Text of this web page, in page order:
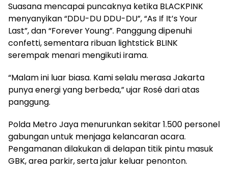
Suasana mencapai puncaknya ketika BLACKPINK
menyanyikan “DDU-DU DDU-DU”, “As If It’s Your
Last”, dan “Forever Young”. Panggung dipenuhi
confetti, sementara ribuan lightstick BLINK
serempak menari mengikuti irama.
“Malam ini luar biasa. Kami selalu merasa Jakarta
punya energi yang berbeda,” ujar Rosé dari atas
panggung.
Polda Metro Jaya menurunkan sekitar 1.500 personel
gabungan untuk menjaga kelancaran acara.
Pengamanan dilakukan di delapan titik pintu masuk
GBK, area parkir, serta jalur keluar penonton.